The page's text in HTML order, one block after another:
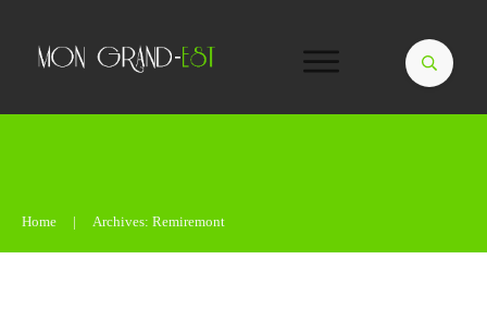
Home | Archives: Remiremont